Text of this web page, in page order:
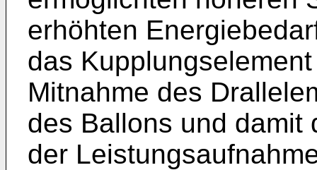
erhöhten
das
Mitnahme des
des Ballons und damit
der